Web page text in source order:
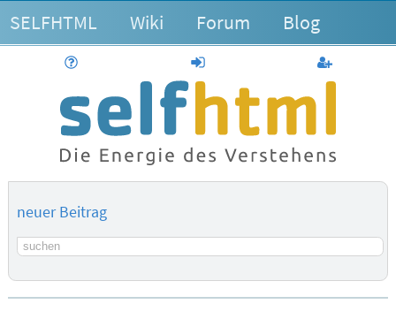
SELFHTML Wiki Forum Blog
anmelden
neuer Beitrag
Suchbegriff